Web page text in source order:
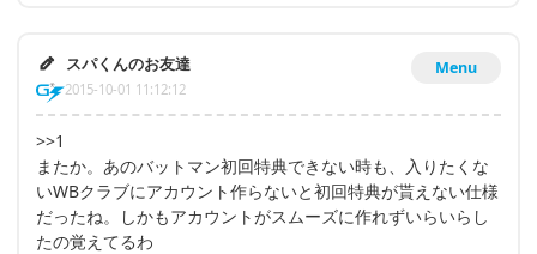
Menu
スパくんのお友達
2015-10-01 11:12:12
>>1
またか。あのバットマン初回特典できない時も、入りたくな
いWBクラブにアカウント作らないと初回特典が貰えない仕様
だったね。しかもアカウントがスムーズに作れずいらいらし
たの覚えてるわ